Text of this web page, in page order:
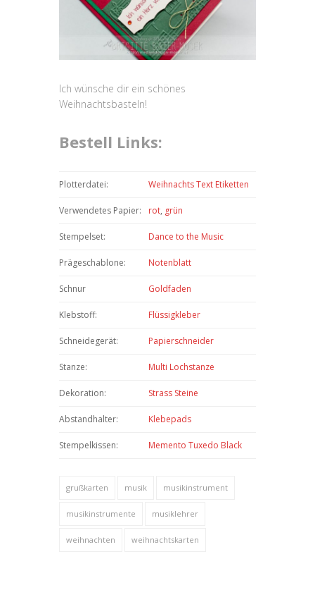
Ich wünsche dir ein schönes
Weihnachtsbasteln!
Bestell Links:
Plotterdatei: Weihnachts Text Etiketten
Verwendetes Papier: rot, grün
Stempelset: Dance to the Music
Prägeschablone: Notenblatt
Schnur Goldfaden
Klebstoff: Flüssigkleber
Schneidegerät: Papierschneider
Stanze: Multi Lochstanze
Dekoration: Strass Steine
Abstandhalter: Klebepads
Stempelkissen: Memento Tuxedo Black
grußkarten musik musikinstrument
musikinstrumente musiklehrer
weihnachten weihnachtskarten